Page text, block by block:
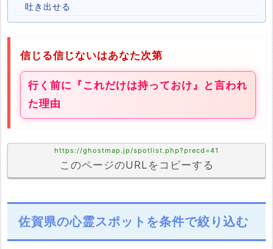
吐き出せる
信じる信じないはあなた次第
行く前に『これだけは持っておけ』と言われ
た理由
https://ghostmap.jp/spotlist.php?precd=41
このページのURLをコピーする
佐賀県の心霊スポットを条件で絞り込む